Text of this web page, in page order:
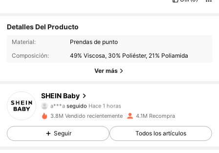
Detalles Del Producto
Material:
Prendas de punto
Composición:
49% Viscosa, 30% Poliéster, 21% Poliamida
Ver más
SHEIN Baby
4.96 742K Seguidores
a***aseguido
4.96
742K Seguidores
4.96 742K Seguidores
3.8M Vendido recientemente 4.1M Recompra
Seguir Todos los artículos